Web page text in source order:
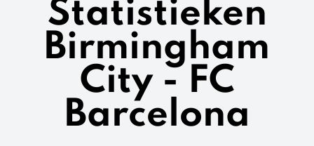
Statistieken
Birmingham
City - FC
Barcelona